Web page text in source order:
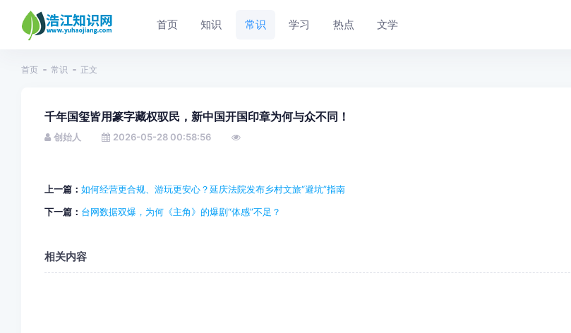
首页 知识 常识 学习 热点 文学
首页 常识 正文
千年国玺皆用篆字藏权驭民，新中国开国印章为何与众不同！
创始人 2026-05-28 00:58:56
上一篇： 如何经营更合规、游玩更安心？延庆法院发布乡村文旅“避坑”指南
下一篇： 台网数据双爆，为何《主角》的爆剧“体感”不足？
相关内容